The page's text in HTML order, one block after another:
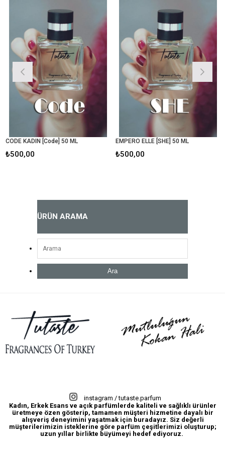
CODE KADIN [Code] 50 ML
₺500,00
EMPERO ELLE [SHE] 50 ML
₺500,00
ÜRÜN ARAMA
Ara
instagram / tutaste.parfum
Kadın, Erkek Esans ve açık parfümlerde kaliteli ve sağlıklı ürünler
üretmeye özen gösterip, tamamen müşteri hizmetine dayalı bir
alışveriş deneyimini yaşatmak için buradayız. Siz değerli
müşterilerimizin isteklerine göre parfüm çeşitlerimizi oluşturup;
uzun yıllar birlikte büyümeyi hedef ediyoruz.